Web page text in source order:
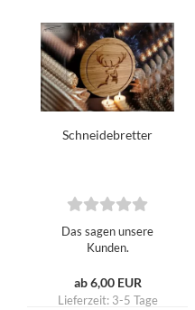
Schneidebretter
Das sagen unsere
Kunden.
ab 6,00 EUR
Lieferzeit: 3-5 Tage